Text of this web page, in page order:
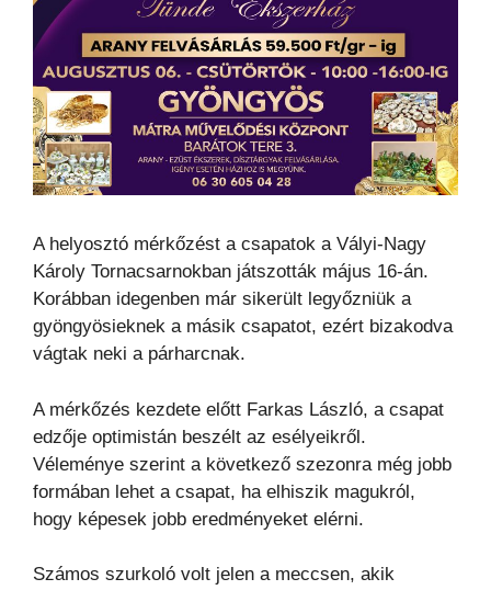
A helyosztó mérkőzést a csapatok a Vályi-Nagy
Károly Tornacsarnokban játszották május 16-án.
Korábban idegenben már sikerült legyőzniük a
gyöngyösieknek a másik csapatot, ezért bizakodva
vágtak neki a párharcnak.
A mérkőzés kezdete előtt Farkas László, a csapat
edzője optimistán beszélt az esélyeikről.
Véleménye szerint a következő szezonra még jobb
formában lehet a csapat, ha elhiszik magukról,
hogy képesek jobb eredményeket elérni.
Számos szurkoló volt jelen a meccsen, akik